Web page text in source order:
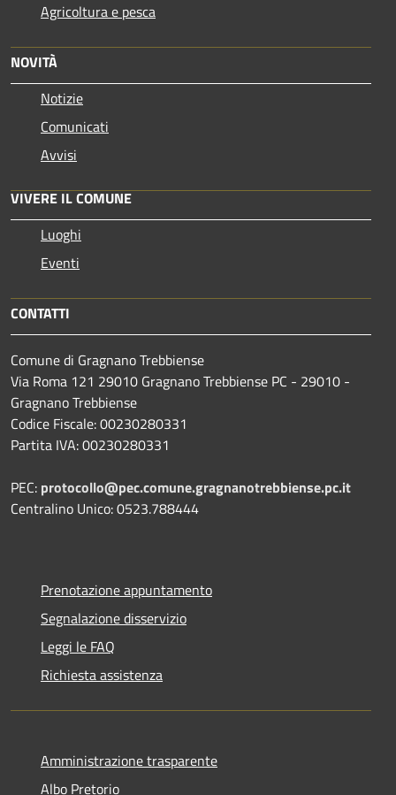
Agricoltura e pesca
NOVITÀ
Notizie
Comunicati
Avvisi
VIVERE IL COMUNE
Luoghi
Eventi
CONTATTI
Comune di Gragnano Trebbiense
Via Roma 121 29010 Gragnano Trebbiense PC - 29010 -
Gragnano Trebbiense
Codice Fiscale: 00230280331
Partita IVA: 00230280331
PEC: protocollo@pec.comune.gragnanotrebbiense.pc.it
Centralino Unico: 0523.788444
Prenotazione appuntamento
Segnalazione disservizio
Leggi le FAQ
Richiesta assistenza
Amministrazione trasparente
Albo Pretorio